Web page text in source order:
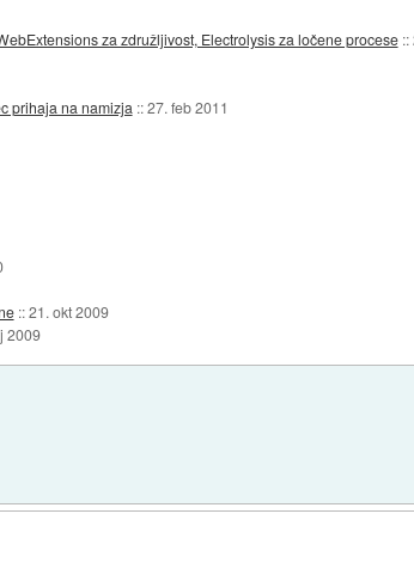
za združljivost, Electrolysis za ločene procese ::
prihaja na namizja ::27. feb 2011
::21. okt 2009
2009